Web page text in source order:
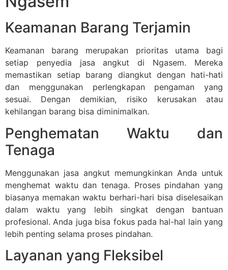
Keamanan Barang Terjamin
Keamanan barang merupakan prioritas utama bagi
setiap penyedia jasa angkut di Ngasem. Mereka
memastikan setiap barang diangkut dengan hati-hati
dan menggunakan perlengkapan pengaman yang
sesuai. Dengan demikian, risiko kerusakan atau
kehilangan barang bisa diminimalkan.
Penghematan Waktu dan
Tenaga
Menggunakan jasa angkut memungkinkan Anda untuk
menghemat waktu dan tenaga. Proses pindahan yang
biasanya memakan waktu berhari-hari bisa diselesaikan
dalam waktu yang lebih singkat dengan bantuan
profesional. Anda juga bisa fokus pada hal-hal lain yang
lebih penting selama proses pindahan.
Layanan yang Fleksibel